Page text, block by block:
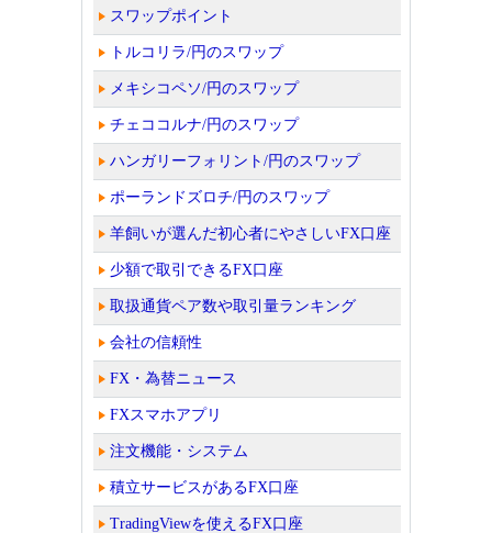
スワップポイント
トルコリラ/円のスワップ
メキシコペソ/円のスワップ
チェココルナ/円のスワップ
ハンガリーフォリント/円のスワップ
ポーランドズロチ/円のスワップ
羊飼いが選んだ初心者にやさしいFX口座
少額で取引できるFX口座
取扱通貨ペア数や取引量ランキング
会社の信頼性
FX・為替ニュース
FXスマホアプリ
注文機能・システム
積立サービスがあるFX口座
TradingViewを使えるFX口座